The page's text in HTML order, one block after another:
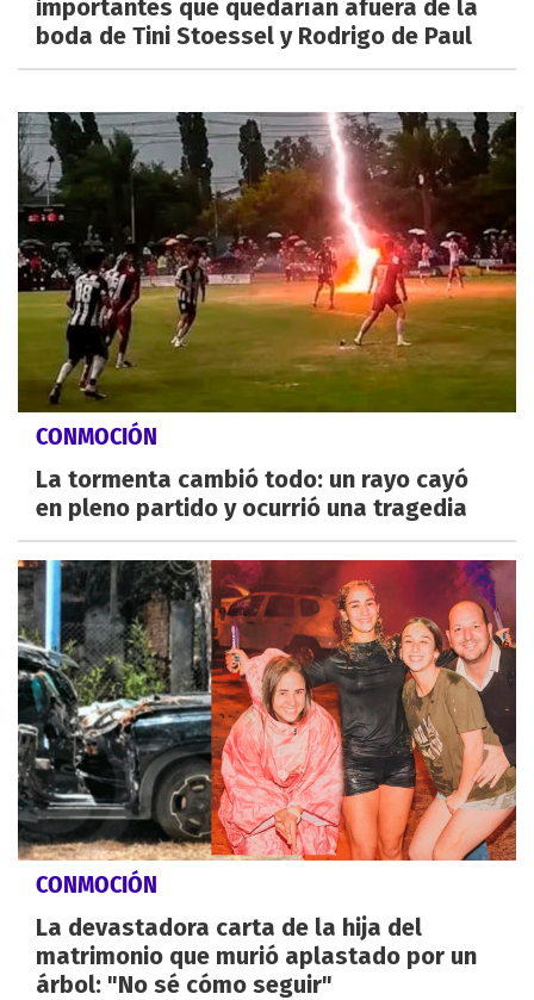
importantes que quedarían afuera de la
boda de Tini Stoessel y Rodrigo de Paul
CONMOCIÓN
La tormenta cambió todo: un rayo cayó
en pleno partido y ocurrió una tragedia
CONMOCIÓN
La devastadora carta de la hija del
matrimonio que murió aplastado por un
árbol: "No sé cómo seguir"